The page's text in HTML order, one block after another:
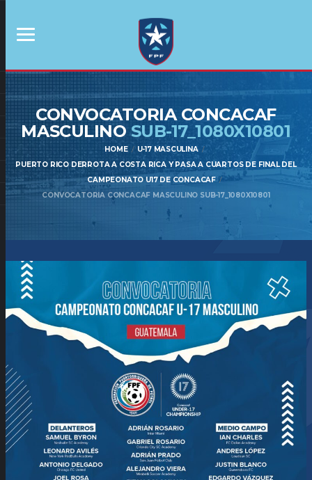
CONVOCATORIA CONCACAF
MASCULINOSUB-17_1080X10801
HOME
U-17 MASCULINA
PUERTO RICO DERROTA A COSTA RICA Y PASA A CUARTOS DE FINAL DEL
CAMPEONATO U17 DE CONCACAF
CONVOCATORIA CONCACAF MASCULINO SUB-17_1080X10801